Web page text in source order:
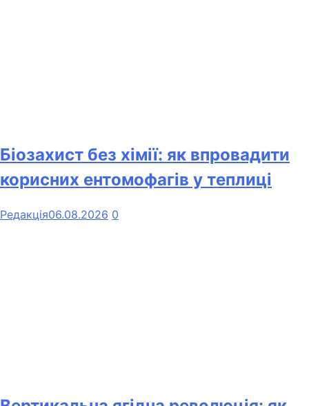
Біозахист без хімії: як впровадити
корисних ентомофагів у теплиці
Редакція06.08.2026 0